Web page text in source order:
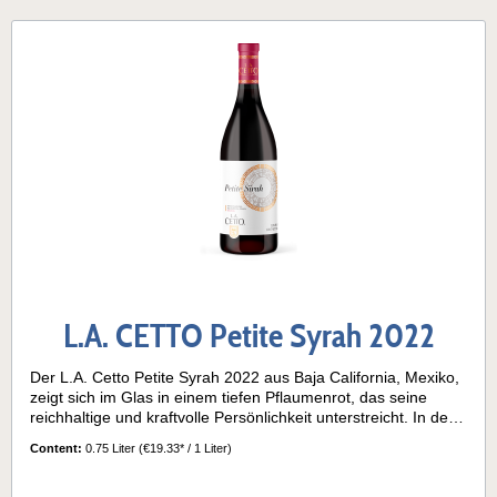
Kombination aus ton- und lehmhaltigen Böden mit leichter
Wasseraufnahme, Nährstoffversorgung und mineralische
Tiefe sorgen. Dieses Terroir, gepaart mit dem sonnigen Klima
und sorgfältiger Pflege, ermöglicht die Entwicklung intensiver
Fruchtaromen, feiner Gewürznoten und einer weichen
Tanninstruktur – ein charaktervoller Zinfandel mit
eigenständigem Profil. Passt zu diesen Gerichten und
GelegenheitenDer L.A. Cetto Zinfandel harmoniert besonders
gut mit gegrilltem oder geschmortem Fleisch, pikanten
Eintöpfen, gereiftem Käse und herbstlichen
Gemüsevariationen. Auch als Wein für gemütliche Abende,
Dinner-Runden mit Freunden oder festliche Anlässe ist er
L.A. CETTO Petite Syrah 2022
Der L.A. Cetto Petite Syrah 2022 aus Baja California, Mexiko,
zeigt sich im Glas in einem tiefen Pflaumenrot, das seine
reichhaltige und kraftvolle Persönlichkeit unterstreicht. In der
Johannisbeeren und saftigen Brombeeren, ergänzt durch
Content: 0.75 Liter (€19.33* / 1 Liter)